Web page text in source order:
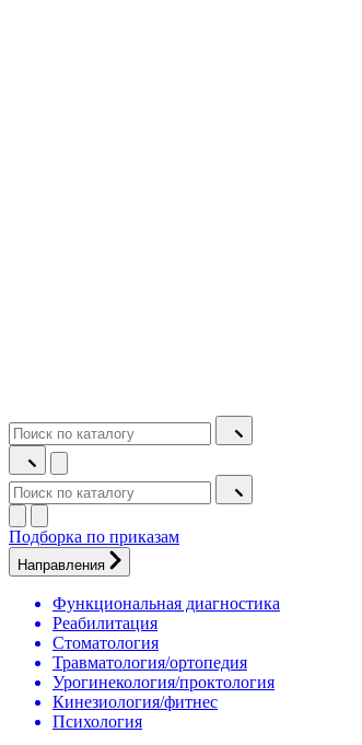
Подборка по приказам
Направления
Функциональная диагностика
Реабилитация
Стоматология
Травматология/ортопедия
Урогинекология/проктология
Кинезиология/фитнес
Психология